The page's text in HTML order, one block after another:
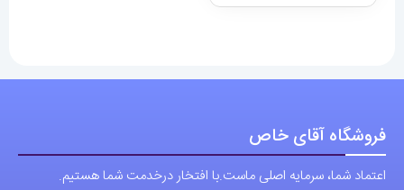
فروشگاه آقای خاص
اعتماد شما، سرمایه اصلی ماست.با افتخار درخدمت شما هستیم.